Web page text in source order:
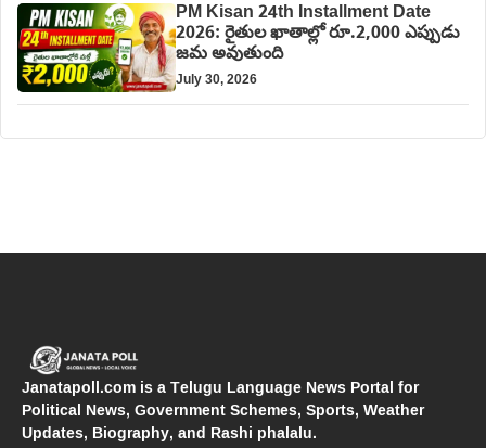
PM Kisan 24th Installment Date
2026: రైతుల ఖాతాల్లో రూ.2,000 ఎప్పుడు
జమ అవుతుంది
July 30, 2026
Janatapoll.com is a Telugu Language News Portal for
Political News, Government Schemes, Sports, Weather
Updates, Biography, and Rashi phalalu.